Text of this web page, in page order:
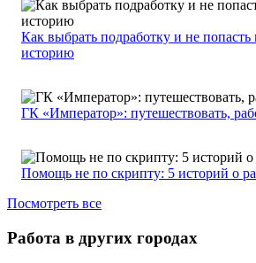
Как выбрать подработку и не
историю
ГК «Император»: путешествовать,
Помощь не по скрипту: 5 историй о
Посмотреть все
Работа в других городах